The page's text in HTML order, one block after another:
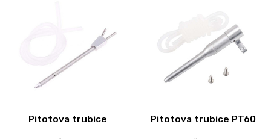
Pitotova trubice Pitotova trubice PT60